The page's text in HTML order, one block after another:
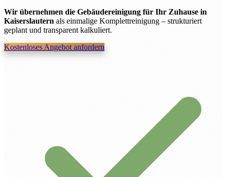
Wir übernehmen die Gebäudereinigung für Ihr Zuhause in
Kaiserslautern als einmalige Komplettreinigung – strukturiert
geplant und transparent kalkuliert.
Kostenloses Angebot anfordern